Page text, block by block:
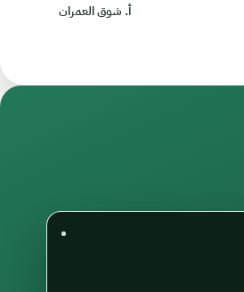
أ. شوق العمران